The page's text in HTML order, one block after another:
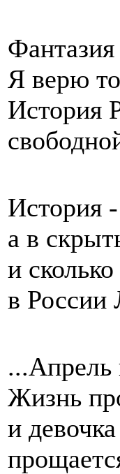
Я верю
История
История
а в
и
в России
...Апрель
Жизнь
и